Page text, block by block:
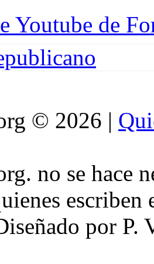
© 2026 |
no se hace
escriben
por